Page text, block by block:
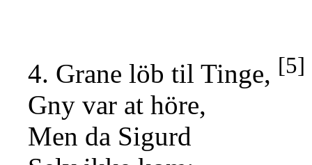
4. Grane löb til Tinge, [5]
Gny var at höre,
Men da Sigurd